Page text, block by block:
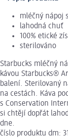
mléčný nápoj
lahodná chuť
100% etické
sterilováno
Starbucks mléčný
kávou Starbucks®
balení. Sterilovaný
na cestách. Káva
s Conservation
si chtějí dopřát
dne.
číslo produktu dm: